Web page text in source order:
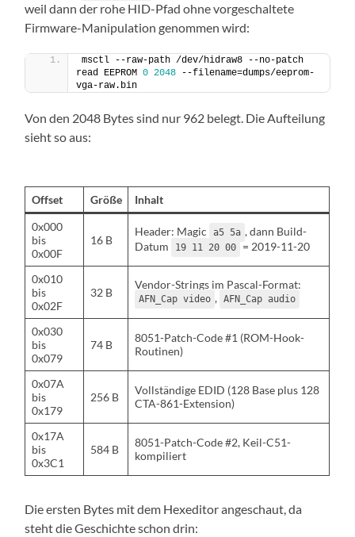
weil dann der rohe HID-Pfad ohne vorgeschaltete
Firmware-Manipulation genommen wird:
msctl --raw-path /dev/hidraw8 --no-patch
read EEPROM 0 2048 --filename=dumps/eeprom-
vga-raw.bin
Von den 2048 Bytes sind nur 962 belegt. Die Aufteilung
sieht so aus:
Offset Größe
Inhalt
0x000
bis
0x00F
16 B
Header: Magic a5 5a , dann Build-
Datum
19 11 20 00 = 2019-11-20
0x010
bis
0x02F
32 B
Vendor-Strings im Pascal-Format:
AFN_Cap video , AFN_Cap audio
0x030
bis
0x079
74 B
8051-Patch-Code #1 (ROM-Hook-
Routinen)
0x07A
bis
0x179
256 B
Vollständige EDID (128 Base plus 128
CTA-861-Extension)
0x17A
bis
0x3C1
584 B
8051-Patch-Code #2, Keil-C51-
kompiliert
Die ersten Bytes mit dem Hexeditor angeschaut, da
steht die Geschichte schon drin: